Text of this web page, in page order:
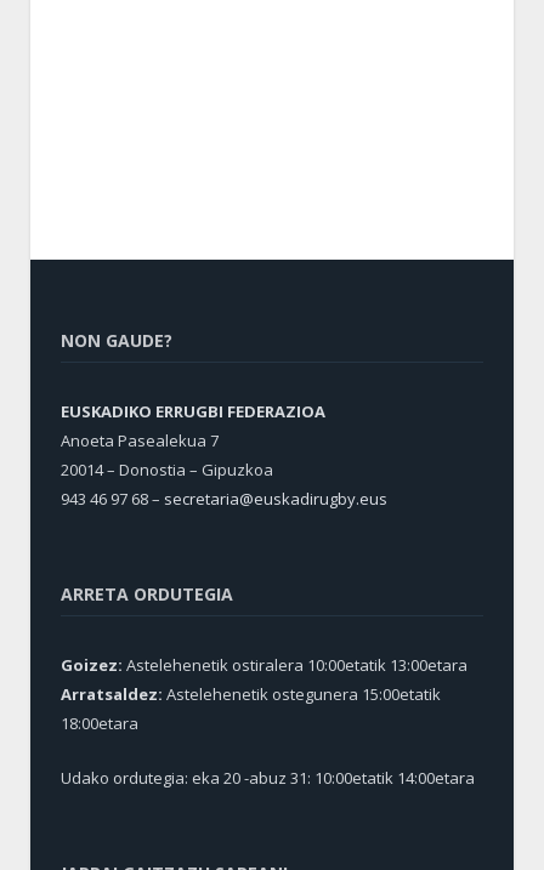
NON GAUDE?
EUSKADIKO ERRUGBI FEDERAZIOA
Anoeta Pasealekua 7
20014 – Donostia – Gipuzkoa
943 46 97 68 – secretaria@euskadirugby.eus
ARRETA ORDUTEGIA
Goizez: Astelehenetik ostiralera 10:00etatik 13:00etara
Arratsaldez: Astelehenetik ostegunera 15:00etatik
18:00etara
Udako ordutegia: eka 20 -abuz 31: 10:00etatik 14:00etara